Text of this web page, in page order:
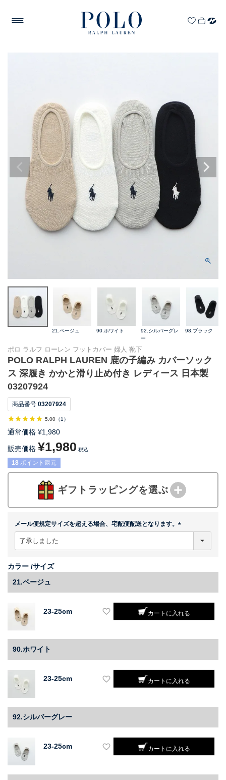
21.ベージュ 90.ホワイト
92.シルバーグレ
ー
98.ブラック
ポロ ラルフ ローレン フットカバー 婦人 靴下
POLO RALPH LAUREN 鹿の子編み カバーソック
ス 深履き かかと滑り止め付き レディース 日本製
03207924
商品番号 03207924
5.00 （1 ）
通常価格 ¥1,980
販売価格 ¥1,980 税込
18 ポイント還元
ギフトラッピングを選ぶ
メール便規定サイズを超える場合、宅配便配送となります。
カラー サイズ
21.ベージュ
23-25cm カートに入れる
90.ホワイト
23-25cm カートに入れる
92.シルバーグレー
23-25cm カートに入れる